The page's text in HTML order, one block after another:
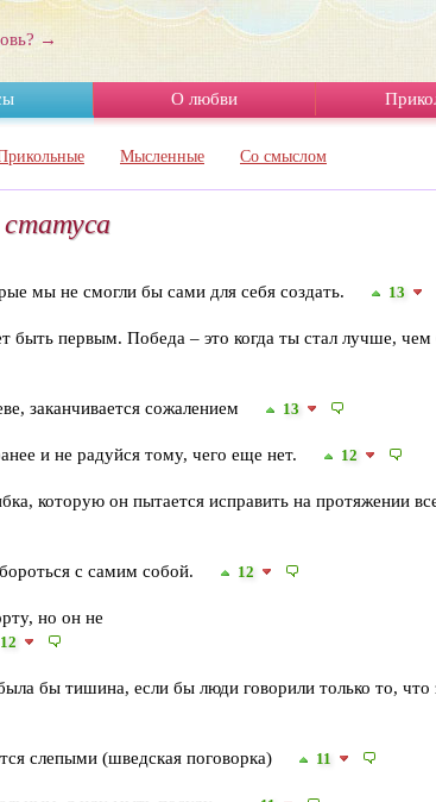
→
О любви
Мысленные Со смыслом
мы не смогли бы сами для себя создать. 13
быть первым. Победа – это когда ты стал лучше,
заканчивается сожалением 13
и не радуйся тому, чего еще нет. 12
которую он пытается исправить на протяжении
с самим собой. 12
но он не
12
бы тишина, если бы люди говорили только то, что
слепыми (шведская поговорка) 11